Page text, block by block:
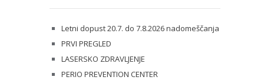
Letni dopust 20.7. do 7.8.2026 nadomeščanja
PRVI PREGLED
LASERSKO ZDRAVLJENJE
PERIO PREVENTION CENTER